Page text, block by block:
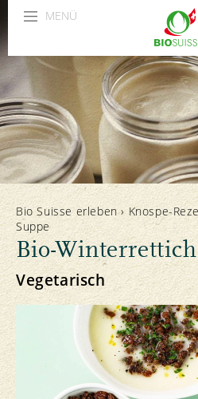
MENÜ
Bio Suisse erleben› Knospe-
Suppe
Bio-
Vegetarisch